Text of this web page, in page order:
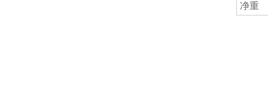
净重